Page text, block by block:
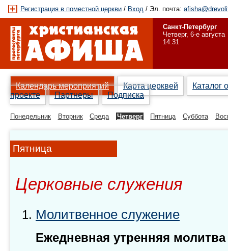
Регистрация в поместной церкви / Вход / Эл. почта:
Санкт-Петербург
Четверг, 6-е августа
14:31
Календарь мероприятий Карта церквей
Каталог
проекте
Партнеры Подписка
Понедельник Вторник Среда Четверг Пятница Суббота
Пятница
Церковные служения
Молитвенное служение
Ежедневная утренняя молитва